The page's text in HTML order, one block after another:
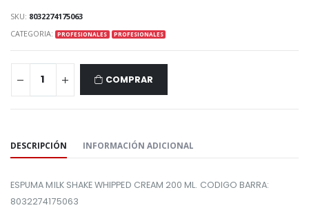
SKU: 8032274175063
CATEGORIA: PROFESIONALES PROFESIONALES
COMPRAR
DESCRIPCIÓN INFORMACIÓN ADICIONAL
ESPUMA MILK SHAKE WHIPPED CREAM 200 ML. CODIGO BARRA:
8032274175063